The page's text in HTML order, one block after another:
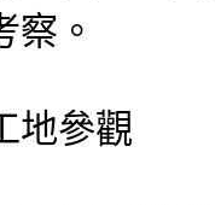
察。
地參觀